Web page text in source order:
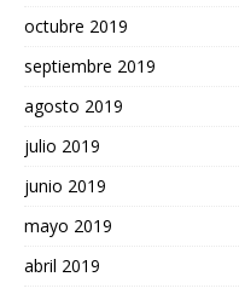
octubre 2019
septiembre 2019
agosto 2019
julio 2019
junio 2019
mayo 2019
abril 2019